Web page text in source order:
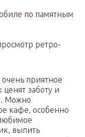
по памятным
ретро-
приятное
заботу и
Можно
кафе, особенно
выпить